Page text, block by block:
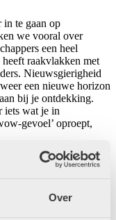
Over
in te gaan op
we vooral over
een heel
raakvlakken met
Nieuwsgierigheid
een nieuwe horizon
bij je ontdekking.
iets wat je in
gevoel’ oproept,
te krijgen voor
met neuronen